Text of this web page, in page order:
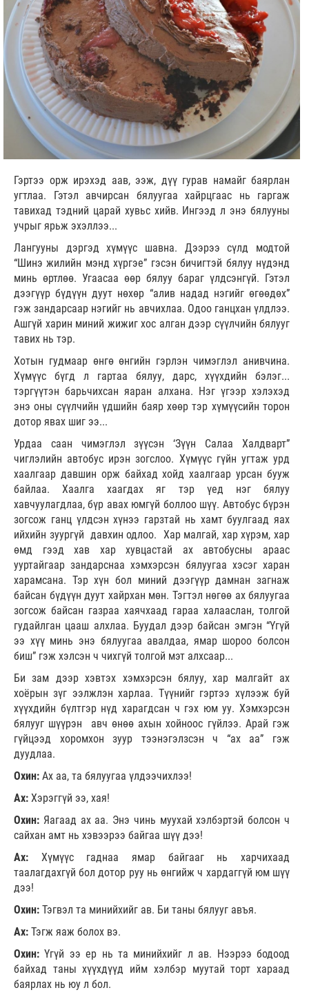
Гэртээ орж ирэхэд аав, ээж, дүү гурав намайг баярлан
угтлаа. Гэтэл авчирсан бялуугаа хайрцгаас нь гаргаж
тавихад тэдний царай хувьс хийв. Ингээд л энэ бялууны
учрыг ярьж эхэллээ...
Лангууны дэргэд хүмүүс шавна. Дээрээ сүлд модтой
“Шинэ жилийн мэнд хүргэе” гэсэн бичигтэй бялуу нүдэнд
минь өртлөө. Угаасаа өөр бялуу бараг үлдсэнгүй. Гэтэл
дээгүүр бүдүүн дуут нөхөр “алив надад нэгийг өгөөдөх”
гэж зандарсаар нэгийг нь авчихлаа. Одоо ганцхан үлдлээ.
Ашгүй харин миний жижиг хос алган дээр сүүлчийн бялууг
тавих нь тэр.
Хотын гудмаар өнгө өнгийн гэрлэн чимэглэл анивчина.
Хүмүүс бүгд л гартаа бялуу, дарс, хүүхдийн бэлэг...
тэргүүтэн барьчихсан яаран алхана. Нэг үгээр хэлэхэд
энэ оны сүүлчийн үдшийн баяр хөөр тэр хүмүүсийн торон
дотор явах шиг ээ...
Урдаа саан чимэглэл зүүсэн ‘Зүүн Салаа Халдварт”
чиглэлийн автобус ирэн зогслоо. Хүмүүс гүйн угтаж урд
хаалгаар давшин орж байхад хойд хаалгаар урсан бууж
байлаа. Хаалга хаагдах яг тэр үед нэг бялуу
хавчуулагдлаа, бүр авах юмгүй боллоо шүү. Автобус бүрэн
зогсож ганц үлдсэн хүнээ гарзтай нь хамт буулгаад яах
ийхийн зуургүй давхин одлоо. Хар малгай, хар хүрэм, хар
өмд гээд хав хар хувцастай ах автобусны араас
ууртайгаар зандарснаа хэмхэрсэн бялуугаа хэсэг харан
харамсана. Тэр хүн бол миний дээгүүр дамнан загнаж
байсан бүдүүн дуут хайрхан мөн. Тэгтэл нөгөө ах бялуугаа
зогсож байсан газраа хаячхаад гараа халааслан, толгой
гудайлган цааш алхлаа. Буудал дээр байсан эмгэн “Үгүй
ээ хүү минь энэ бялуугаа авалдаа, ямар шороо болсон
биш” гэж хэлсэн ч чихгүй толгой мэт алхсаар...
Би зам дээр хэвтэх хэмхэрсэн бялуу, хар малгайт ах
хоёрын зүг ээлжлэн харлаа. Түүнийг гэртээ хүлээж буй
хүүхдийн бүлтгэр нүд харагдсан ч гэх юм уу. Хэмхэрсэн
бялууг шүүрэн авч өнөө ахын хойноос гүйлээ. Арай гэж
гүйцээд хоромхон зуур тээнэгэлзсэн ч “ах аа” гэж
дуудлаа.
Охин: Ах аа, та бялуугаа үлдээчихлээ!
Ах: Хэрэггүй ээ, хая!
Охин: Яагаад ах аа. Энэ чинь муухай хэлбэртэй болсон ч
сайхан амт нь хэвээрээ байгаа шүү дээ!
Ах: Хүмүүс гаднаа ямар байгааг нь харчихаад
таалагдахгүй бол дотор руу нь өнгийж ч хардаггүй юм шүү
дээ!
Охин: Тэгвэл та минийхийг ав. Би таны бялууг авъя.
Ах: Тэгж яаж болох вэ.
Охин: Үгүй ээ ер нь та минийхийг л ав. Нээрээ бодоод
байхад таны хүүхдүүд ийм хэлбэр муутай торт хараад
баярлах нь юу л бол.